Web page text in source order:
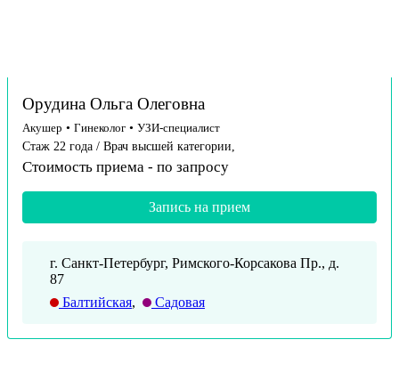
Орудина Ольга Олеговна
Акушер • Гинеколог • УЗИ-специалист
Стаж 22 года / Врач высшей категории,
Стоимость приема - по запросу
Запись на прием
г. Санкт-Петербург, Римского-Корсакова Пр., д.
87
Балтийская, Садовая